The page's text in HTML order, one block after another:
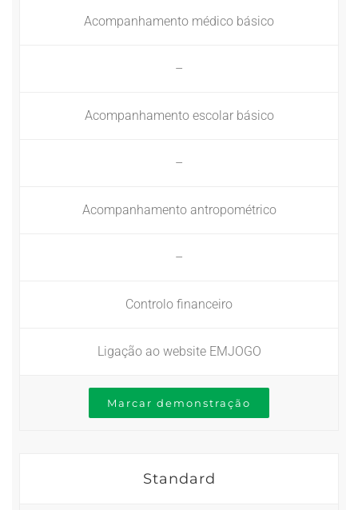
Acompanhamento médico básico
–
Acompanhamento escolar básico
–
Acompanhamento antropométrico
–
Controlo financeiro
Ligação ao website EMJOGO
Marcar demonstração
Standard